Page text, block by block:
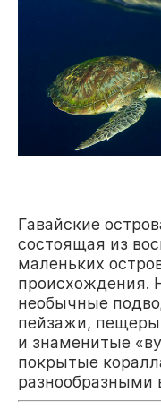
Гавайские
состоящая из
маленьких
происхождения.
необычные
пейзажи,
и знаменитые
покрытые